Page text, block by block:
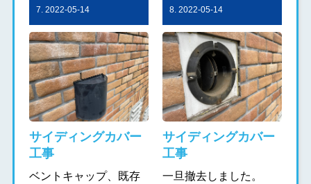
7. 2022-05-14
サイディングカバー
工事
ベントキャップ、既存
8. 2022-05-14
サイディングカバー
工事
一旦撤去しました。